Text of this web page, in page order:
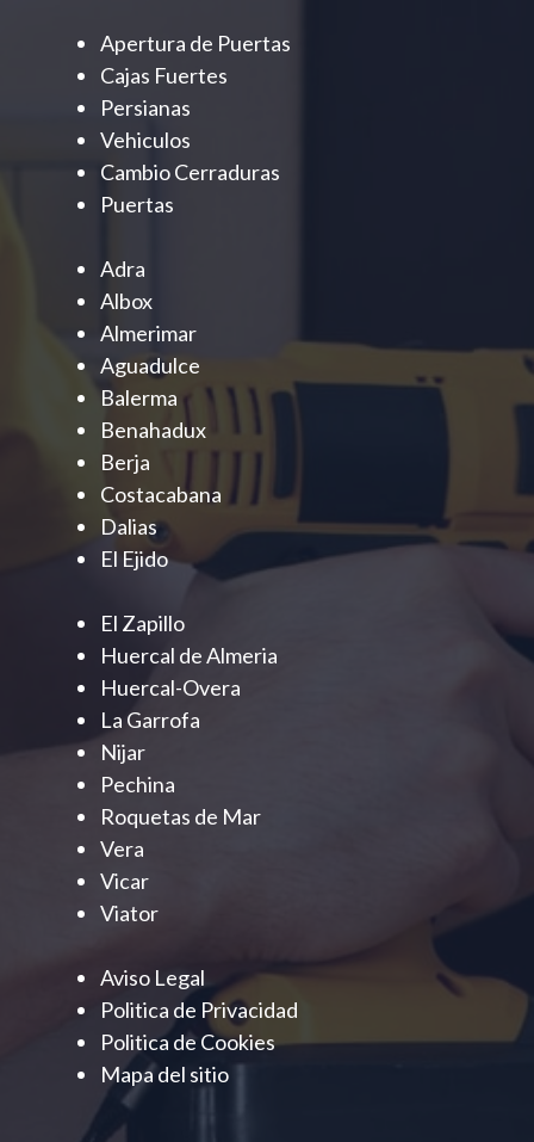
Apertura de Puertas
Cajas Fuertes
Persianas
Vehiculos
Cambio Cerraduras
Puertas
Adra
Albox
Almerimar
Aguadulce
Balerma
Benahadux
Berja
Costacabana
Dalias
El Ejido
El Zapillo
Huercal de Almeria
Huercal-Overa
La Garrofa
Nijar
Pechina
Roquetas de Mar
Vera
Vicar
Viator
Aviso Legal
Politica de Privacidad
Politica de Cookies
Mapa del sitio